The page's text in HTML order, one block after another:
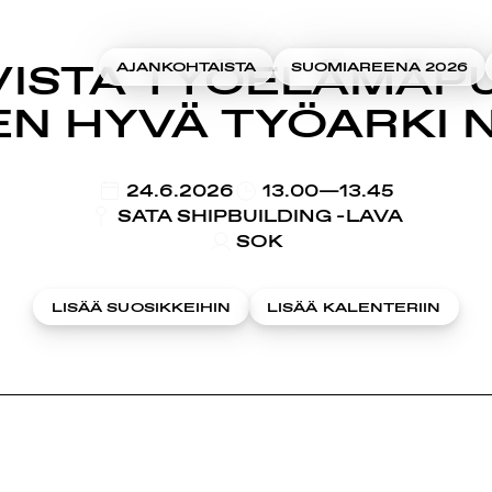
AJANKOHTAISTA
SUOMIAREENA 2026
HYVÄ TYÖARKI
24.6.2026
KLO
13.00—13.45
SATA SHIPBUILDING -LAVA
SOK
LISÄÄ SUOSIKKEIHIN LISÄÄ KALENTERIIN